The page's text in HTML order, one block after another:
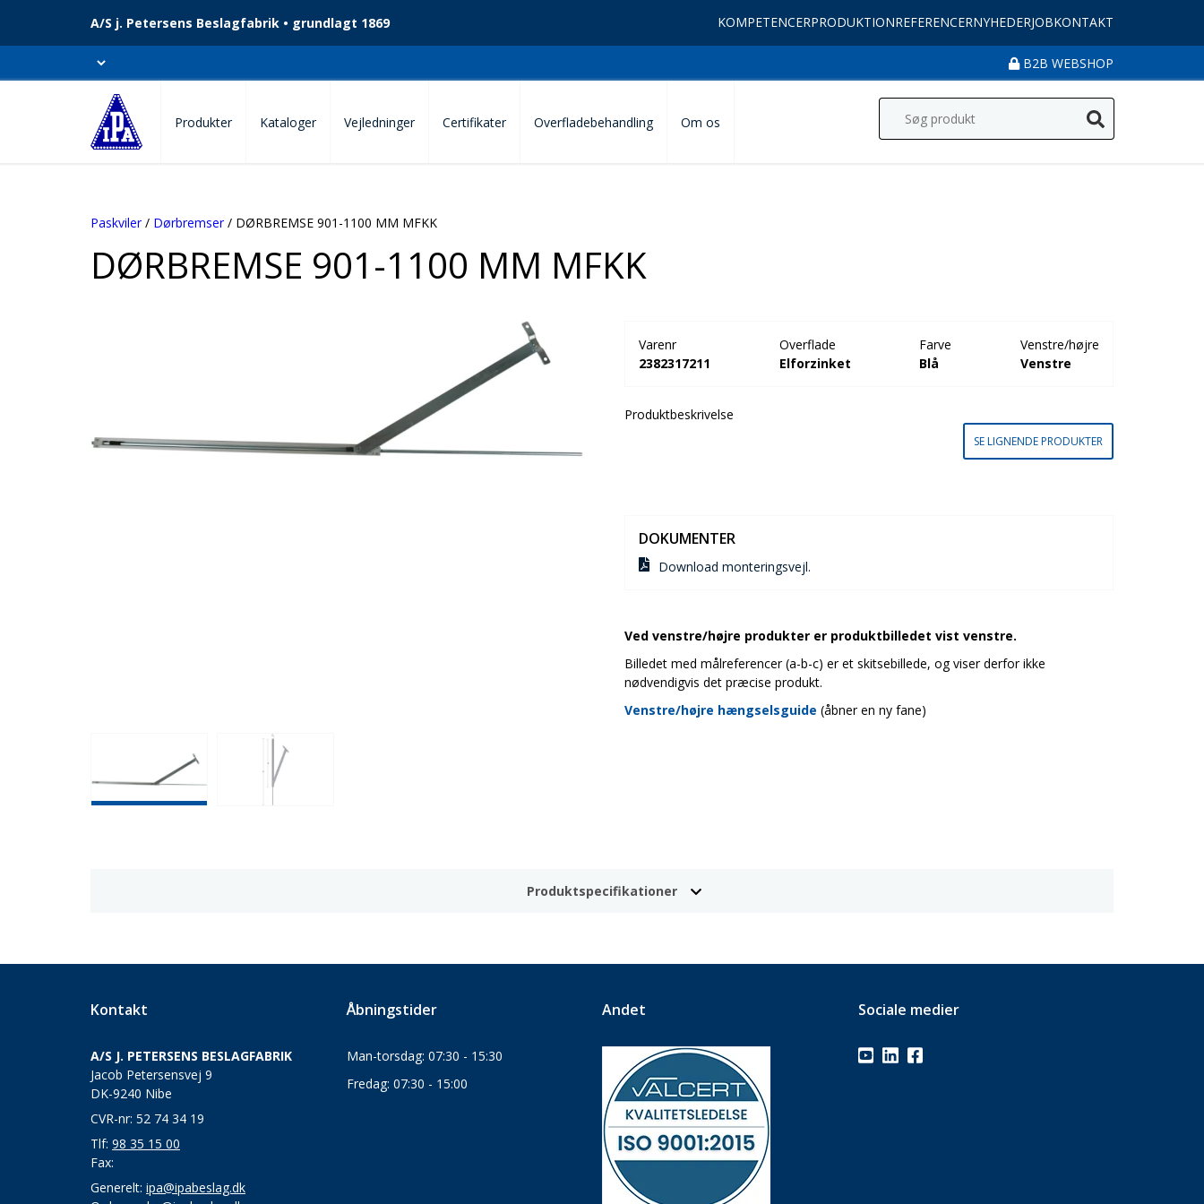
A/S j. Petersens Beslagfabrik • grundlagt 1869 KOMPETENCERPRODUKTIONREFERENCERNYHEDERJOBKONTAKT
B2B WEBSHOP
Produkter Kataloger Vejledninger Certifikater Overfladebehandling Om os
Paskviler/ Dørbremser/ DØRBREMSE 901-1100 MM MFKK
DØRBREMSE 901-1100 MM MFKK
Varenr
2382317211
Overflade
Elforzinket
Farve
Blå
Venstre/højre
Venstre
Produktbeskrivelse
SE LIGNENDE PRODUKTER
DOKUMENTER
Download monteringsvejl.
Ved venstre/højre produkter er produktbilledet vist venstre.
Billedet med målreferencer (a-b-c) er et skitsebillede, og viser derfor ikke
nødvendigvis det præcise produkt.
Venstre/højre hængselsguide (åbner en ny fane)
Produktspecifikationer
Kontakt
A/S J. PETERSENS BESLAGFABRIK
Jacob Petersensvej 9
DK-9240 Nibe
CVR-nr: 52 74 34 19
Tlf: 98 35 15 00
Fax:
Generelt: ipa@ipabeslag.dk
Åbningstider
Man-torsdag: 07:30 - 15:30
Fredag: 07:30 - 15:00
Andet Sociale medier